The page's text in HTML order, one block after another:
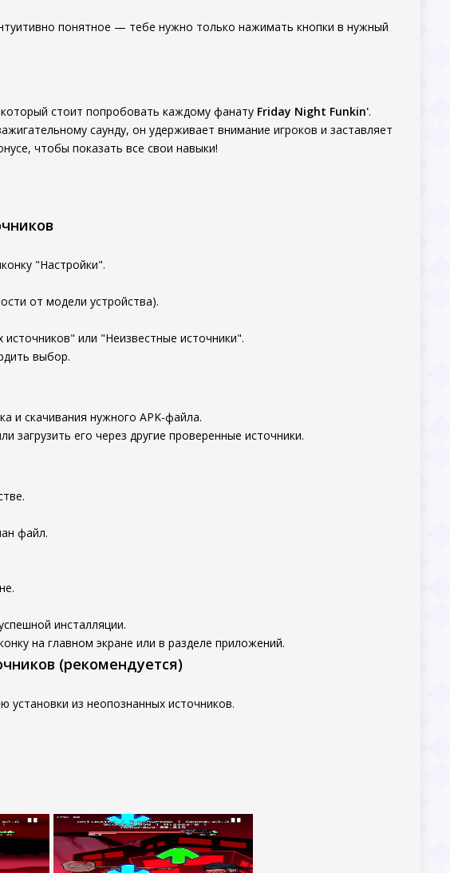
понятное — тебе нужно только нажимать кнопки в нужный
стоит попробовать каждому фанату Friday Night Funkin'.
саунду, он удерживает внимание игроков и заставляет
чтобы показать все свои навыки!
"Настройки".
от модели устройства).
или "Неизвестные источники".
выбор.
и скачивания нужного APK-файла.
загрузить его через другие проверенные источники.
файл.
инсталляции.
на главном экране или в разделе приложений.
(рекомендуется)
установки из неопознанных источников.